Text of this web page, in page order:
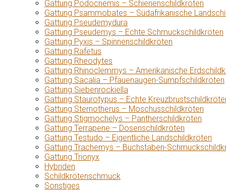
Gattung Podocnemis – Schienenschildkröten
Gattung Psammobates – Südafrikanische
Gattung Pseudemydura
Gattung Pseudemys – Echte Schmuckschildkröten
Gattung Pyxis – Spinnenschildkröten
Gattung Rafetus
Gattung Rheodytes
Gattung Rhinoclemmys – Amerikanische
Gattung Sacalia – Pfauenaugen-Sumpfschildkröten
Gattung Siebenrockiella
Gattung Staurotypus – Echte
Gattung Sternotherus – Moschusschildkröten
Gattung Stigmochelys – Pantherschildkröten
Gattung Terrapene – Dosenschildkröten
Gattung Testudo – Eigentliche Landschildkröten
Gattung Trachemys – Buchstaben-
Gattung Trionyx
Hybriden
Schildkrötenschmuck
Sonstiges